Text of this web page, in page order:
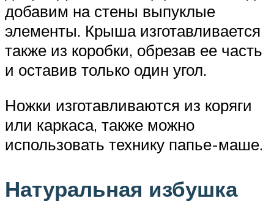
добавим на стены выпуклые
элементы. Крыша изготавливается
также из коробки, обрезав ее часть
и оставив только один угол.
Ножки изготавливаются из коряги
или каркаса, также можно
использовать технику папье-маше.
Натуральная избушка